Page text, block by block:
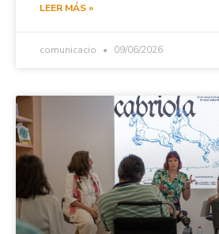
LEER MÁS »
comunicacio 09/06/2026